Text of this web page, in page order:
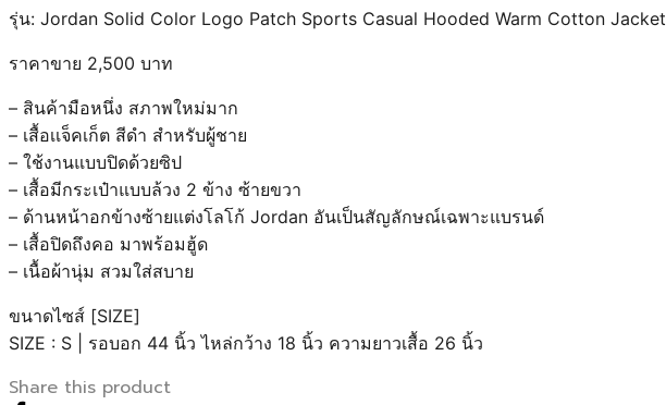
รุ่น: Jordan Solid Color Logo Patch Sports Casual Hooded Warm Cotton Jacket
ราคาขาย 2,500 บาท
– สินค้ามือหนึ่ง สภาพใหม่มาก
– เสื้อเเจ็คเก็ต สีดำ สำหรับผู้ชาย
– ใช้งานแบบปิดด้วยซิป
– เสื้อมีกระเป๋าแบบล้วง 2 ข้าง ซ้ายขวา
– ด้านหน้าอกข้างซ้ายแต่งโลโก้ Jordan อันเป็นสัญลักษณ์เฉพาะแบรนด์
– เสื้อปิดถึงคอ มาพร้อมฮู้ด
– เนื้อผ้านุ่ม สวมใส่สบาย
ขนาดไซส์ [SIZE]
SIZE : S | รอบอก 44 นิ้ว ไหล่กว้าง 18 นิ้ว ความยาวเสื้อ 26 นิ้ว
Share this product